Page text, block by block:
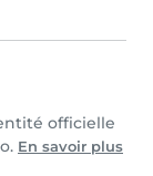
officielle
En savoir plus